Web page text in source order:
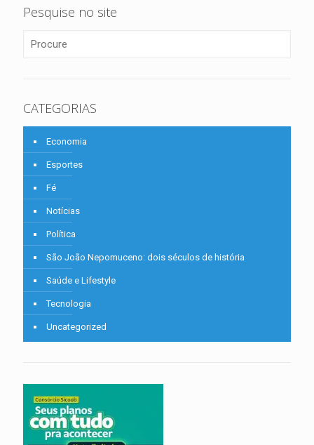
Pesquise no site
CATEGORIAS
Economia
Esportes
Fé
Notícias
Política
São João Nepomuceno: dois séculos de história
Saúde e Lifestyle
Tecnologia
Uncategorized